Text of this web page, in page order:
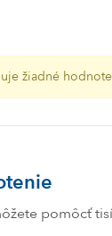
žiadné
pomôcť